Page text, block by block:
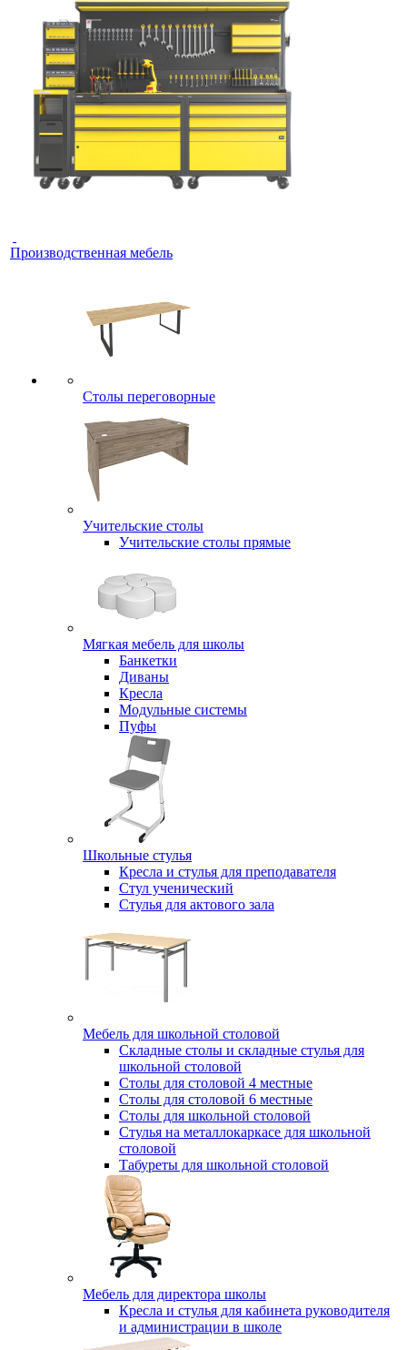
Производственная мебель
Столы переговорные
Учительские столы
Учительские столы прямые
Мягкая мебель для школы
Банкетки
Диваны
Кресла
Модульные системы
Пуфы
Школьные стулья
Кресла и стулья для преподавателя
Стул ученический
Стулья для актового зала
Мебель для школьной столовой
Складные столы и складные стулья для
школьной столовой
Столы для столовой 4 местные
Столы для столовой 6 местные
Столы для школьной столовой
Стулья на металлокаркасе для школьной
столовой
Табуреты для школьной столовой
Мебель для директора школы
Кресла и стулья для кабинета руководителя
и администрации в школе